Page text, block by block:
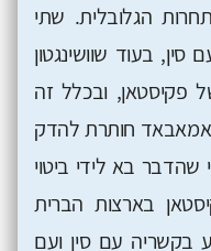
הגלובלית. שתי
בעוד שוושינגטון
פקיסטאן, ובכלל זה
חותרת להדק
בא לידי ביטוי
בארצות הברית
בקשריה עם סין ועם